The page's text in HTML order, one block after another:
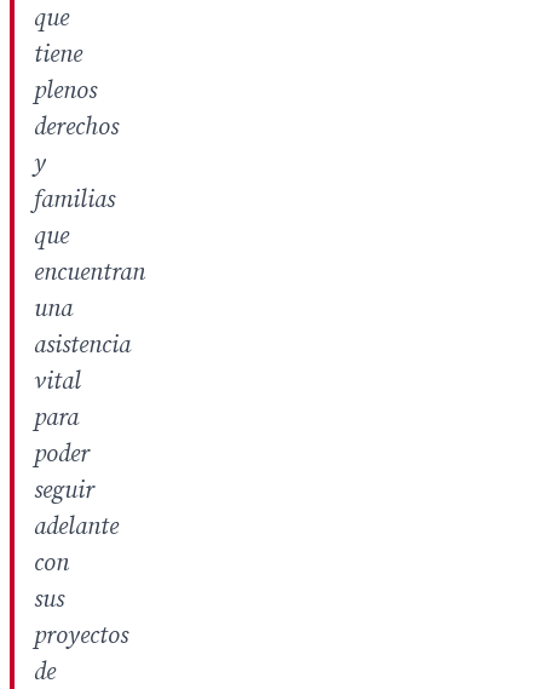
que
tiene
plenos
derechos
y
familias
que
encuentran
una
asistencia
vital
para
poder
seguir
adelante
con
sus
proyectos
de